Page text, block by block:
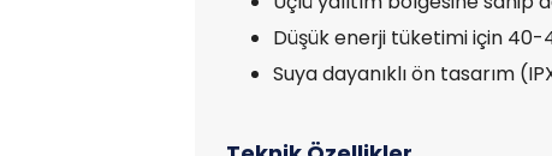
Düşük enerji tüketimi için
Suya dayanıklı ön tasarım